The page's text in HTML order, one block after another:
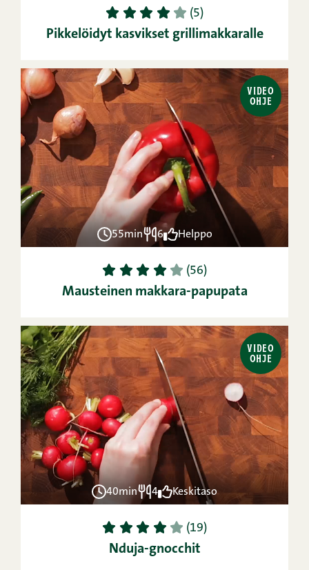
1 2 3 4 5 (5)
Pikkelöidyt kasvikset grillimakkaralle
VIDEO
OHJE
55min 6 Helppo
1 2 3 4 5 (56)
Mausteinen makkara-papupata
VIDEO
OHJE
40min 4 Keskitaso
1 2 3 4 5 (19)
Nduja-gnocchit